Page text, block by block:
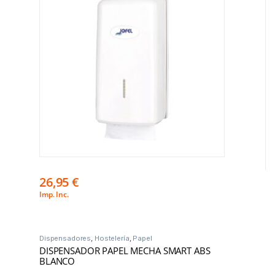
26,95€
Imp. Inc.
Dispensadores, Hostelería, Papel
DISPENSADOR PAPEL MECHA SMART ABS
BLANCO